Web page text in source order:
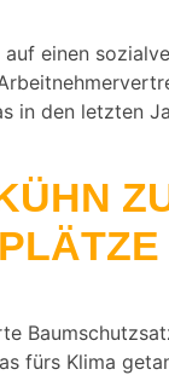
auf einen
in den letzten
fürs Klima